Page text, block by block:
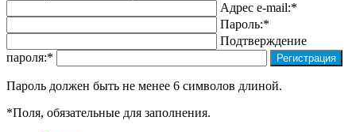
Адрес e-mail:*
Пароль:*
Подтверждение
пароля:*
Пароль должен быть не менее 6 символов длиной.
*Поля, обязательные для заполнения.